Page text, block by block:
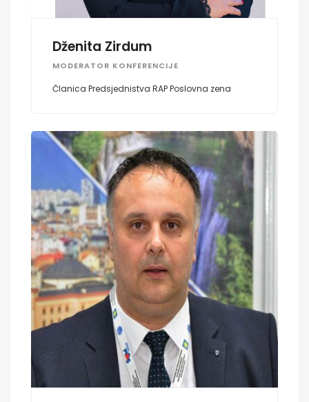
Dženita Zirdum
MODERATOR KONFERENCIJE
Članica Predsjednistva RAP Poslovna zena